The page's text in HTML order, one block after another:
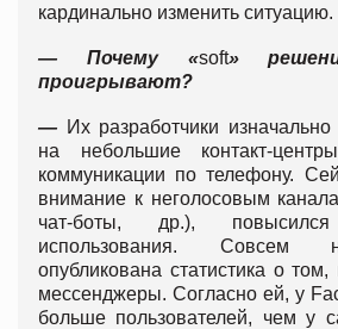
кардинально изменить ситуацию.
— Почему «soft»
проигрывают?
— Их разработчики
на небольшие контакт-
коммуникации по телефону.
внимание к неголосовым
чат-боты, др.),
использования. Совсем
опубликована статистика о том,
мессенджеры. Согласно ей, у
больше пользователей, чем у